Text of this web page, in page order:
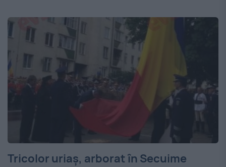
Tricolor uriaș, arborat în Secuime